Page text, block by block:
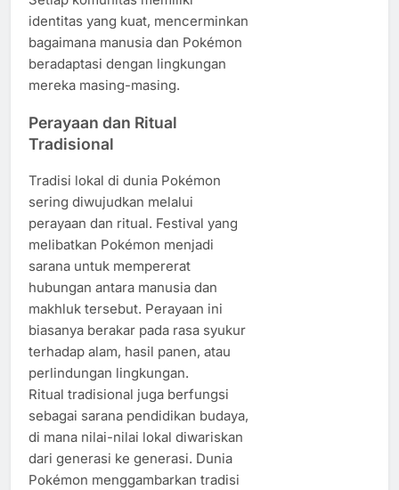
identitas yang kuat, mencerminkan
bagaimana manusia dan Pokémon
beradaptasi dengan lingkungan
mereka masing-masing.
Perayaan dan Ritual
Tradisional
Tradisi lokal di dunia Pokémon
sering diwujudkan melalui
perayaan dan ritual. Festival yang
melibatkan Pokémon menjadi
sarana untuk mempererat
hubungan antara manusia dan
makhluk tersebut. Perayaan ini
biasanya berakar pada rasa syukur
terhadap alam, hasil panen, atau
perlindungan lingkungan.
Ritual tradisional juga berfungsi
sebagai sarana pendidikan budaya,
di mana nilai-nilai lokal diwariskan
dari generasi ke generasi. Dunia
Pokémon menggambarkan tradisi